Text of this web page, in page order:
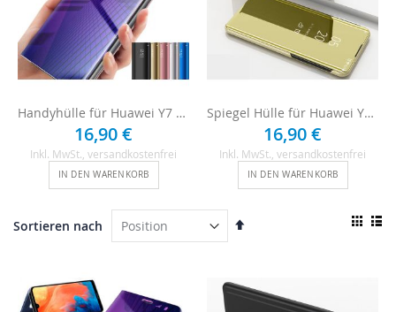
Handyhülle für Huawei Y7 2019
16,90 €
Inkl. MwSt., versandkostenfrei
IN DEN WARENKORB
Spiegel Hülle für Huawei Y7 2019 - Gold
16,90 €
Inkl. MwSt., versandkostenfrei
IN DEN WARENKORB
Sortieren nach
In